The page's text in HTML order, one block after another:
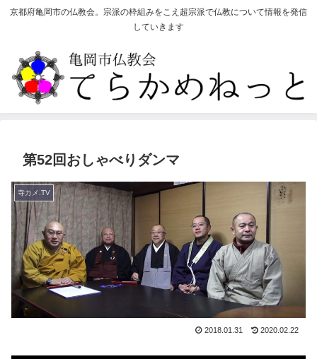
京都府亀岡市の仏教会。宗派の枠組みをこえ超宗派で仏教について情報を発信
していきます
第52回おしゃべりダンマ
寺カメ.TV
2018.01.31 2020.02.22